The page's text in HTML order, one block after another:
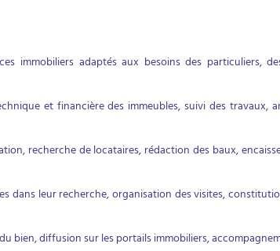
immobiliers adaptés aux besoins des particuliers,
et financière des immeubles, suivi des travaux,
recherche de locataires, rédaction des baux,
dans leur recherche, organisation des visites,
bien, diffusion sur les portails immobiliers,